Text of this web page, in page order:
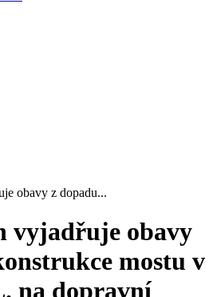
obavy z dopadu...
vyjadřuje obavy
mostu v
na dopravní